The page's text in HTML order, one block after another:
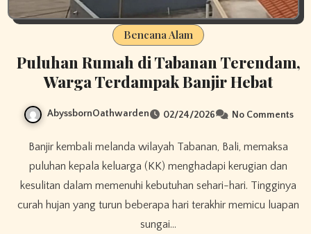
Bencana Alam
Puluhan Rumah di Tabanan Terendam,
Warga Terdampak Banjir Hebat
AbyssbornOathwarden 02/24/2026 No Comments
Banjir kembali melanda wilayah Tabanan, Bali, memaksa
puluhan kepala keluarga (KK) menghadapi kerugian dan
kesulitan dalam memenuhi kebutuhan sehari-hari. Tingginya
curah hujan yang turun beberapa hari terakhir memicu luapan
sungai…